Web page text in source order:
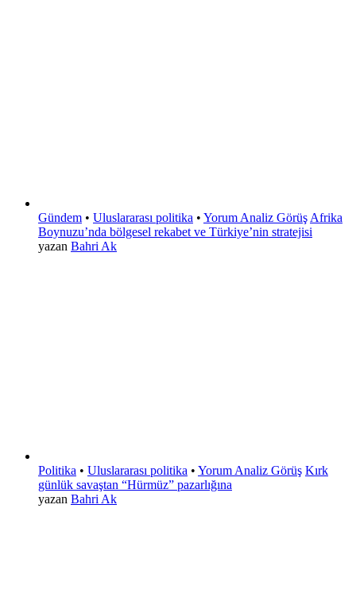
Gündem • Uluslararası politika • Yorum Analiz Görüş Afrika
Boynuzu’nda bölgesel rekabet ve Türkiye’nin stratejisi
yazan Bahri Ak
Politika • Uluslararası politika • Yorum Analiz Görüş Kırk
günlük savaştan “Hürmüz” pazarlığına
yazan Bahri Ak